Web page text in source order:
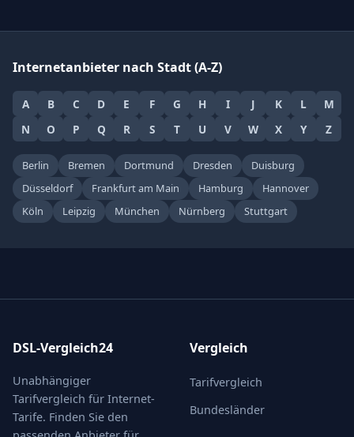
Internetanbieter nach Stadt (A-Z)
A B C D E F G H I J K L
M
N
O P Q R S T U V W X Y Z
Berlin Bremen Dortmund Dresden
Duisburg
Düsseldorf
Frankfurt am Main Hamburg
Hannover
Köln
Leipzig München Nürnberg Stuttgart
DSL-Vergleich24
Unabhängiger
Tarifvergleich für Internet-
Tarife. Finden Sie den
Vergleich
Tarifvergleich
Bundesländer